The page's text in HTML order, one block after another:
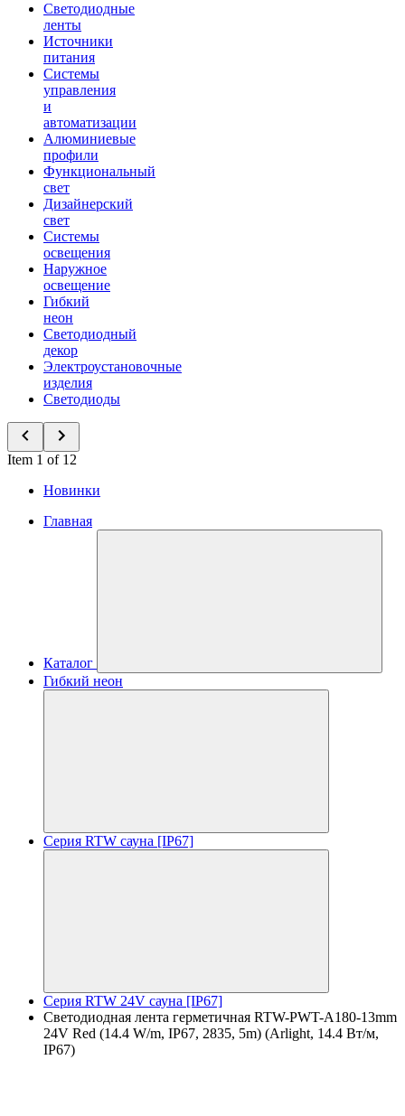
Светодиодные
ленты
Источники
питания
Системы
управления
и
автоматизации
Алюминиевые
профили
Функциональный
свет
Дизайнерский
свет
Системы
освещения
Наружное
освещение
Гибкий
неон
Светодиодный
декор
Электроустановочные
изделия
Светодиоды
Item 1 of 12
Новинки
Главная
Каталог
Гибкий неон
Серия RTW сауна [IP67]
Серия RTW 24V сауна [IP67]
Светодиодная лента герметичная RTW-PWT-A180-13mm
24V Red (14.4 W/m, IP67, 2835, 5m) (Arlight, 14.4 Вт/м,
IP67)